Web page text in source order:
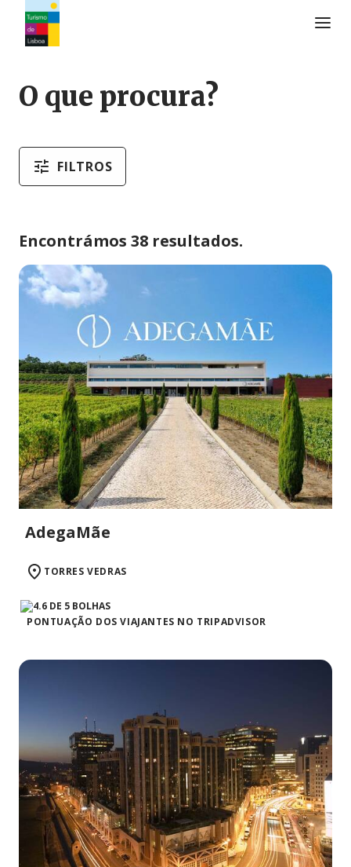
O que procura?
FILTROS
Encontrámos 38 resultados.
AdegaMãe
TORRES VEDRAS
PONTUAÇÃO DOS VIAJANTES NO TRIPADVISOR